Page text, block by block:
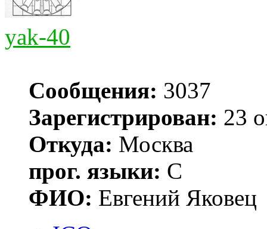
yak-40
Сообщения: 3037
Зарегистрирован: 23
Откуда: Москва
прог. языки: С
ФИО: Евгений Яковец